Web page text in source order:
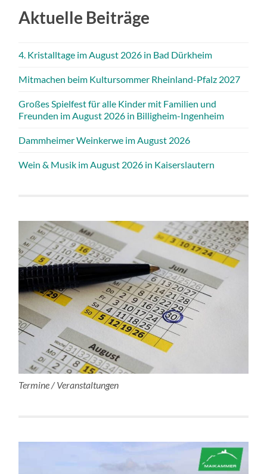
Aktuelle Beiträge
4. Kristalltage im August 2026 in Bad Dürkheim
Mitmachen beim Kultursommer Rheinland-Pfalz 2027
Großes Spielfest für alle Kinder mit Familien und
Freunden im August 2026 in Billigheim-Ingenheim
Dammheimer Weinkerwe im August 2026
Wein & Musik im August 2026 in Kaiserslautern
Termine / Veranstaltungen